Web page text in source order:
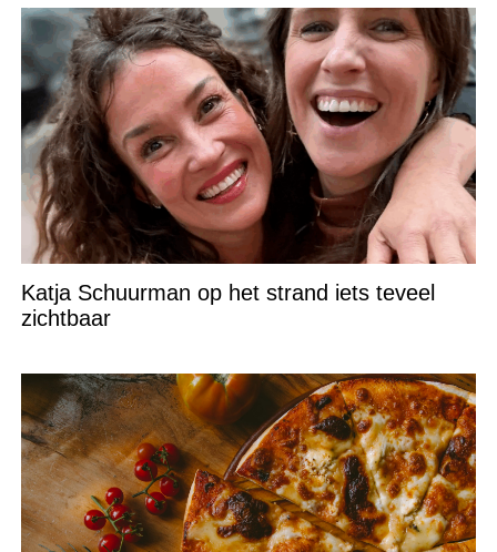
Katja Schuurman op het strand iets teveel
zichtbaar